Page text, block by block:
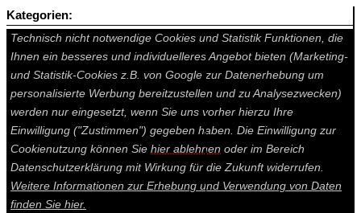
Auf dieser Seite werden technisch notwendige Cookies gesetzt.
Technisch nicht notwendige Cookies und Statistik Funktionen, die
Ihnen ein besseres und individuelleres Angebot bieten (Marketing-
und Statistik-Cookies z.B. von Google zur Datenerhebung um
personalisierte Werbung bereitzustellen und zu Analysezwecken)
werden nur eingesetzt, wenn Sie uns vorher hierzu Ihre
Einwilligung ("Zustimmen") gegeben haben. Die Einwilligung zur
Cookienutzung können Sie hier ablehnen oder im Bereich
Datenschutzerklärung mit Wirkung für die Zukunft widerrufen.
Weitere Informationen zur Erhebung und Verwendung von Daten
finden Sie hier.
Kategorien: